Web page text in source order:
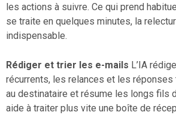
les actions à suivre. Ce qui prend
se traite en quelques minutes, la
indispensable.
Rédiger et trier les e-mails L’IA
récurrents, les relances et les réponses
au destinataire et résume les longs fils
aide à traiter plus vite une boîte de